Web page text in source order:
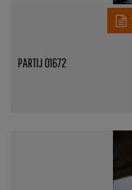
PARTIJ 01672